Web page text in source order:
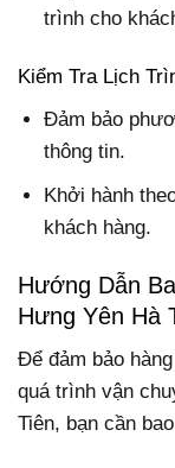
trình cho
Kiểm Tra Lịch
Đảm bảo
thông tin.
Khởi hành
khách hàng.
Hướng Dẫn
Hưng Yên Hà
Để đảm bảo
quá trình vận
Tiên, bạn cần